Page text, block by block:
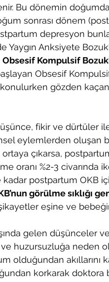
Bu dönemin
sonrası dönem
depresyon
Anksiyete
Obsesif Kompulsif
Obsesif
konulurken gözden
fikir ve dürtüler
eylemlerden oluşan
çıkarsa, postpartum
oranı %2-3 civarında
kadar postpartum OKB
görülme sıklığı
eşine ve
gelen düşünceler
huzursuzluğa neden
olduğundan akıllarını
korkarak doktora